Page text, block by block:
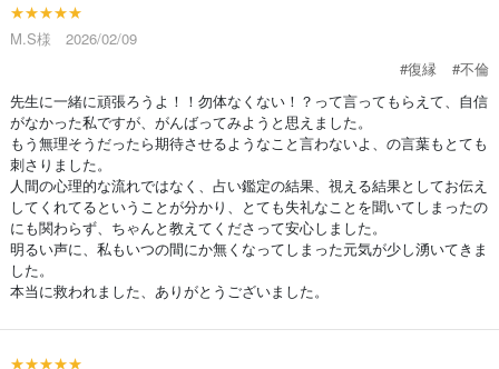
★★★★★
M.S様 2026/02/09
#復縁
#不倫
先生に一緒に頑張ろうよ！！勿体なくない！？って言ってもらえて、自信
がなかった私ですが、がんばってみようと思えました。
もう無理そうだったら期待させるようなこと言わないよ、の言葉もとても
刺さりました。
人間の心理的な流れではなく、占い鑑定の結果、視える結果としてお伝え
してくれてるということが分かり、とても失礼なことを聞いてしまったの
にも関わらず、ちゃんと教えてくださって安心しました。
明るい声に、私もいつの間にか無くなってしまった元気が少し湧いてきま
した。
本当に救われました、ありがとうございました。
★★★★★